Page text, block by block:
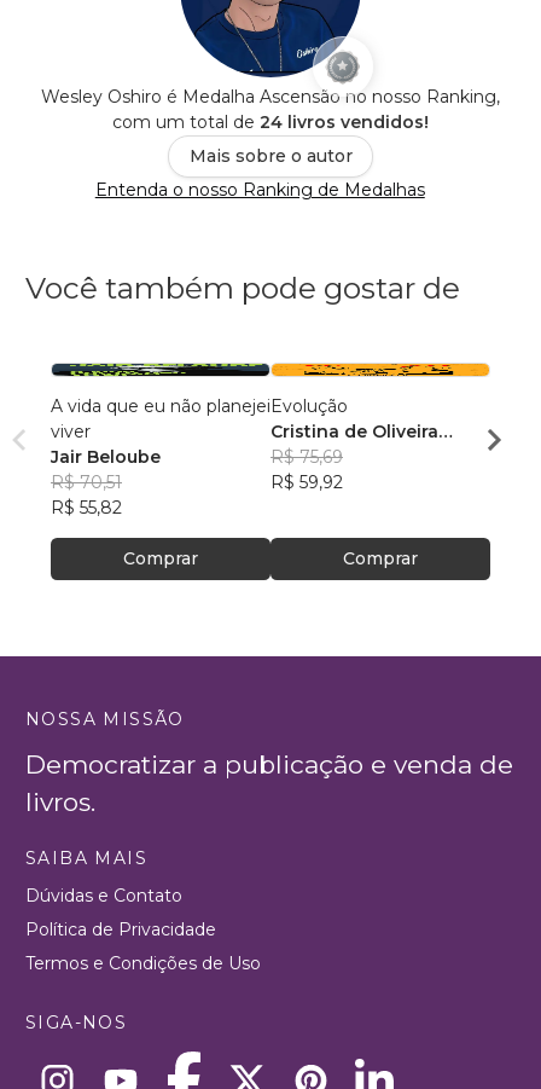
Wesley Oshiro é Medalha Ascensão no nosso Ranking,
com um total de 24 livros vendidos!
Mais sobre o autor
Entenda o nosso Ranking de Medalhas
Você também pode gostar de
A vida que eu não planejei
viver
Jair Beloube
R$ 70,51
R$ 55,82
Comprar
Evolução
Cristina de Oliveira
Leopoldino Rodrigues
R$ 75,69
R$ 59,92
Comprar
NOSSA MISSÃO
Democratizar a publicação e venda de
livros.
SAIBA MAIS
Dúvidas e Contato
Política de Privacidade
Termos e Condições de Uso
SIGA-NOS